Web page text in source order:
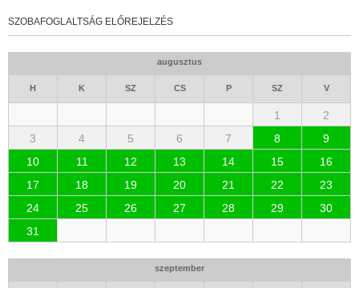
SZOBAFOGLALTSÁG ELŐREJELZÉS
augusztus
H K SZ CS P SZ V
1
2
3
4 5 6 7 8
9
10
11 12 13 14 15
16
17
18 19 20 21 22
23
24
25 26 27 28 29
30
31
szeptember